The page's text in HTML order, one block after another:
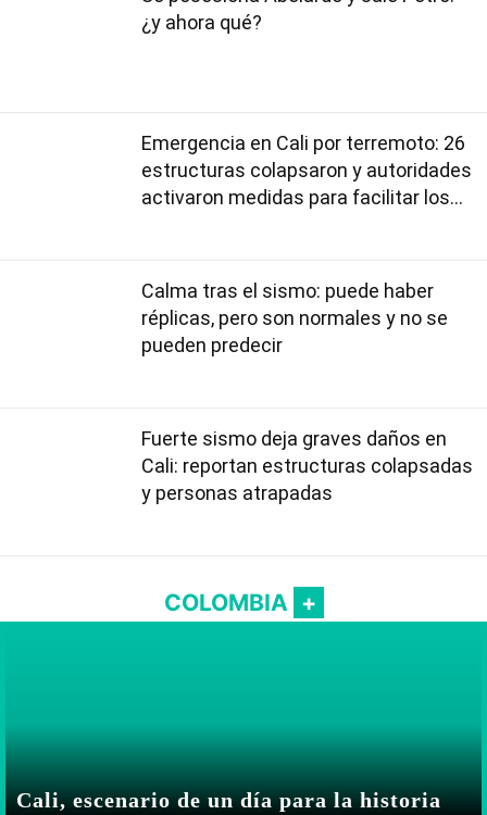
¿y ahora qué?
Emergencia en Cali por terremoto: 26
estructuras colapsaron y autoridades
activaron medidas para facilitar los
Calma tras el sismo: puede haber
réplicas, pero son normales y no se
pueden predecir
Fuerte sismo deja graves daños en
Cali: reportan estructuras colapsadas
y personas atrapadas
COLOMBIA
Cali, escenario de un día para la historia